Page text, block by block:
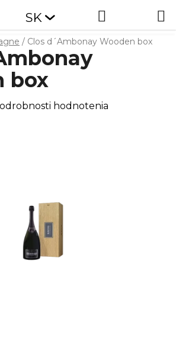
SK
KOŠÍK
/ Clos d´Ambonay Wooden box
box
hodnotenia